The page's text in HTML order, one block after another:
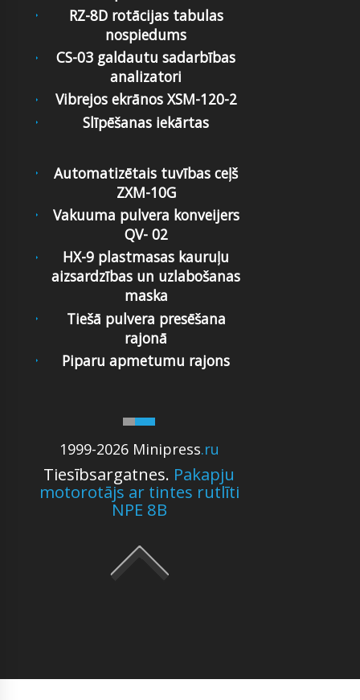
RZ-8D rotācijas tabulas
nospiedums
CS-03 galdautu sadarbības
analizatori
Vibrejos ekrānos XSM-120-2
Slīpēšanas iekārtas
1999-2026 Minipress.ru
Tiesībsargatnes. Pakapju
motorotājs ar tintes rutlīti
NPE 8B
Automatizētais tuvības ceļš
ZXM-10G
Vakuuma pulvera konveijers
QV- 02
HX-9 plastmasas kauruļu
aizsardzības un uzlabošanas
maska
Tiešā pulvera presēšana
rajonā
Piparu apmetumu rajons